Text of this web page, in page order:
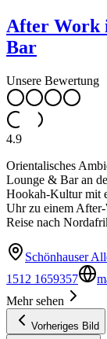
After Work
Bar
Unsere Bewertung
4.9
Orientalisches
Lounge & Bar an
Hookah-Kultur mit
Uhr zu einem
Reise nach
Schönhauser
1512 1659357
Mehr sehen
Vorheriges Bild